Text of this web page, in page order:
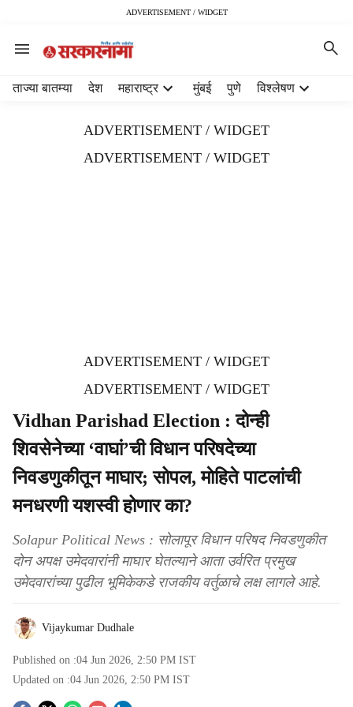
ADVERTISEMENT / WIDGET
ताज्या बातम्या देश महाराष्ट्र मुंबई पुणे विश्लेषण
ADVERTISEMENT / WIDGET
ADVERTISEMENT / WIDGET
ADVERTISEMENT / WIDGET
ADVERTISEMENT / WIDGET
Vidhan Parishad Election : दोन्ही
शिवसेनेच्या ‘वाघां’ची विधान परिषदेच्या
निवडणुकीतून माघार; सोपल, माेहिते पाटलांची
मनधरणी यशस्वी होणार का?
Solapur Political News : सोलापूर विधान परिषद निवडणुकीत
दोन अपक्ष उमेदवारांनी माघार घेतल्याने आता उर्वरित प्रमुख
उमेदवारांच्या पुढील भूमिकेकडे राजकीय वर्तुळाचे लक्ष लागले आहे.
Vijaykumar Dudhale
Published on :04 Jun 2026, 2:50 PM IST
Updated on :04 Jun 2026, 2:50 PM IST